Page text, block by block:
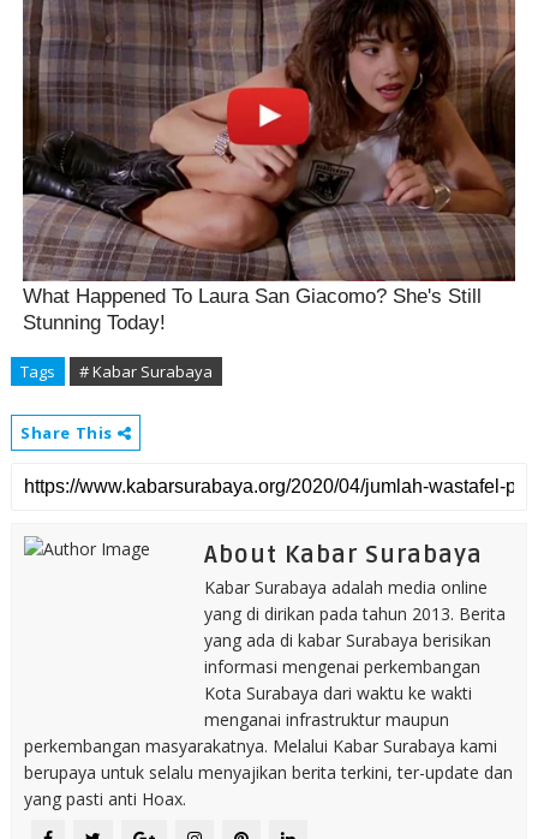
Tags # Kabar Surabaya
Share This
About Kabar Surabaya
Kabar Surabaya adalah media online
yang di dirikan pada tahun 2013. Berita
yang ada di kabar Surabaya berisikan
informasi mengenai perkembangan
Kota Surabaya dari waktu ke wakti
menganai infrastruktur maupun
perkembangan masyarakatnya. Melalui Kabar Surabaya kami
berupaya untuk selalu menyajikan berita terkini, ter-update dan
yang pasti anti Hoax.